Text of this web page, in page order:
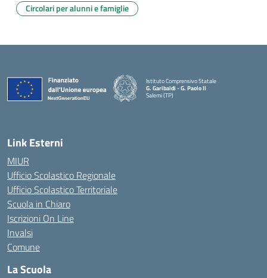
Circolari per alunni e famiglie
Istituto Comprensivo Statale
G. Garibaldi - G. Paolo II
Salemi (TP)
Link Esterni
MIUR
Ufficio Scolastico Regionale
Ufficio Scolastico Territoriale
Scuola in Chiaro
Iscrizioni On Line
Invalsi
Comune
La Scuola